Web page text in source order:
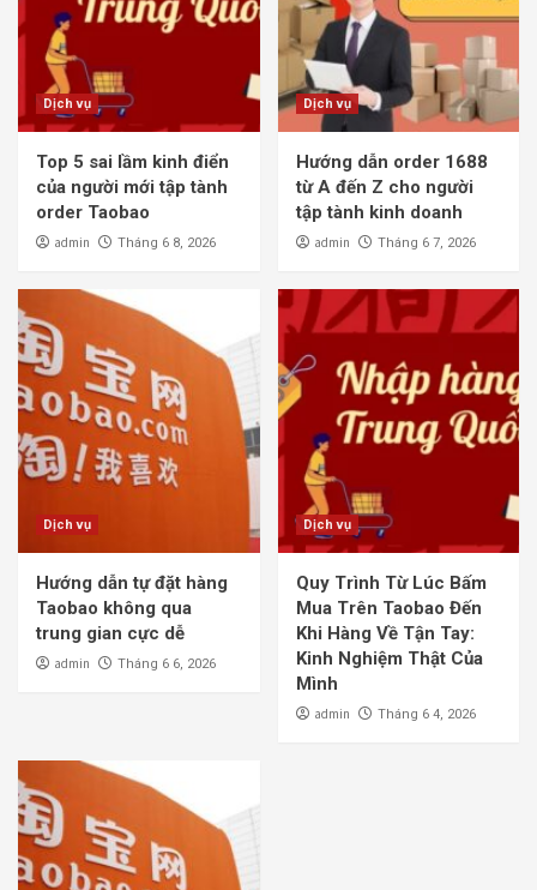
Dịch vụ
Top 5 sai lầm kinh điển
của người mới tập tành
order Taobao
admin Tháng 6 8, 2026
Dịch vụ
Hướng dẫn order 1688
từ A đến Z cho người
tập tành kinh doanh
admin Tháng 6 7, 2026
Dịch vụ
Hướng dẫn tự đặt hàng
Taobao không qua
trung gian cực dễ
admin Tháng 6 6, 2026
Dịch vụ
Quy Trình Từ Lúc Bấm
Mua Trên Taobao Đến
Khi Hàng Về Tận Tay:
Kinh Nghiệm Thật Của
Mình
admin Tháng 6 4, 2026